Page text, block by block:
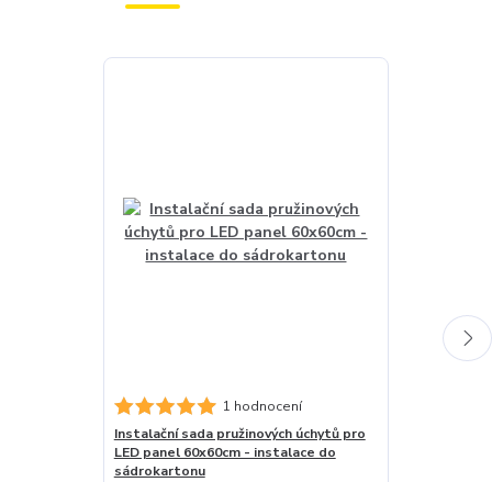
1 hodnocení
Instalační sada pružinových úchytů pro
LED panel 60x60cm - instalace do
sádrokartonu